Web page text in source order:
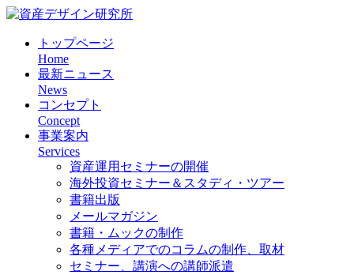
トップページ
Home
最新ニュース
News
コンセプト
Concept
事業案内
Services
資産運用セミナーの開催
海外投資セミナー＆スタディ・ツアー
書籍出版
メールマガジン
書籍・ムックの制作
各種メディアでのコラムの制作、取材
セミナー、講演への講師派遣